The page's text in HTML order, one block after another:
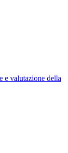
e valutazione della